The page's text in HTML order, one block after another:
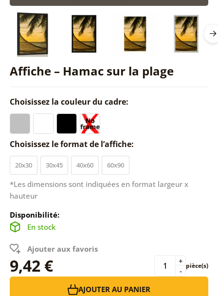
Affiche – Hamac sur la plage
Choisissez la couleur du cadre:
Choisissez le format de l’affiche:
20x30 30x45 40x60 60x90
*Les dimensions sont indiquées en format largeur x
hauteur
Disponibilité:
En stock
Ajouter aux favoris
9,42 € -
+ pièce(s)
AJOUTER AU PANIER